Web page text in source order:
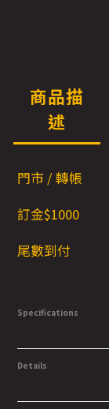
商品描
述
門市 / 轉帳
訂金$1000
尾數到付
Specifications
Details